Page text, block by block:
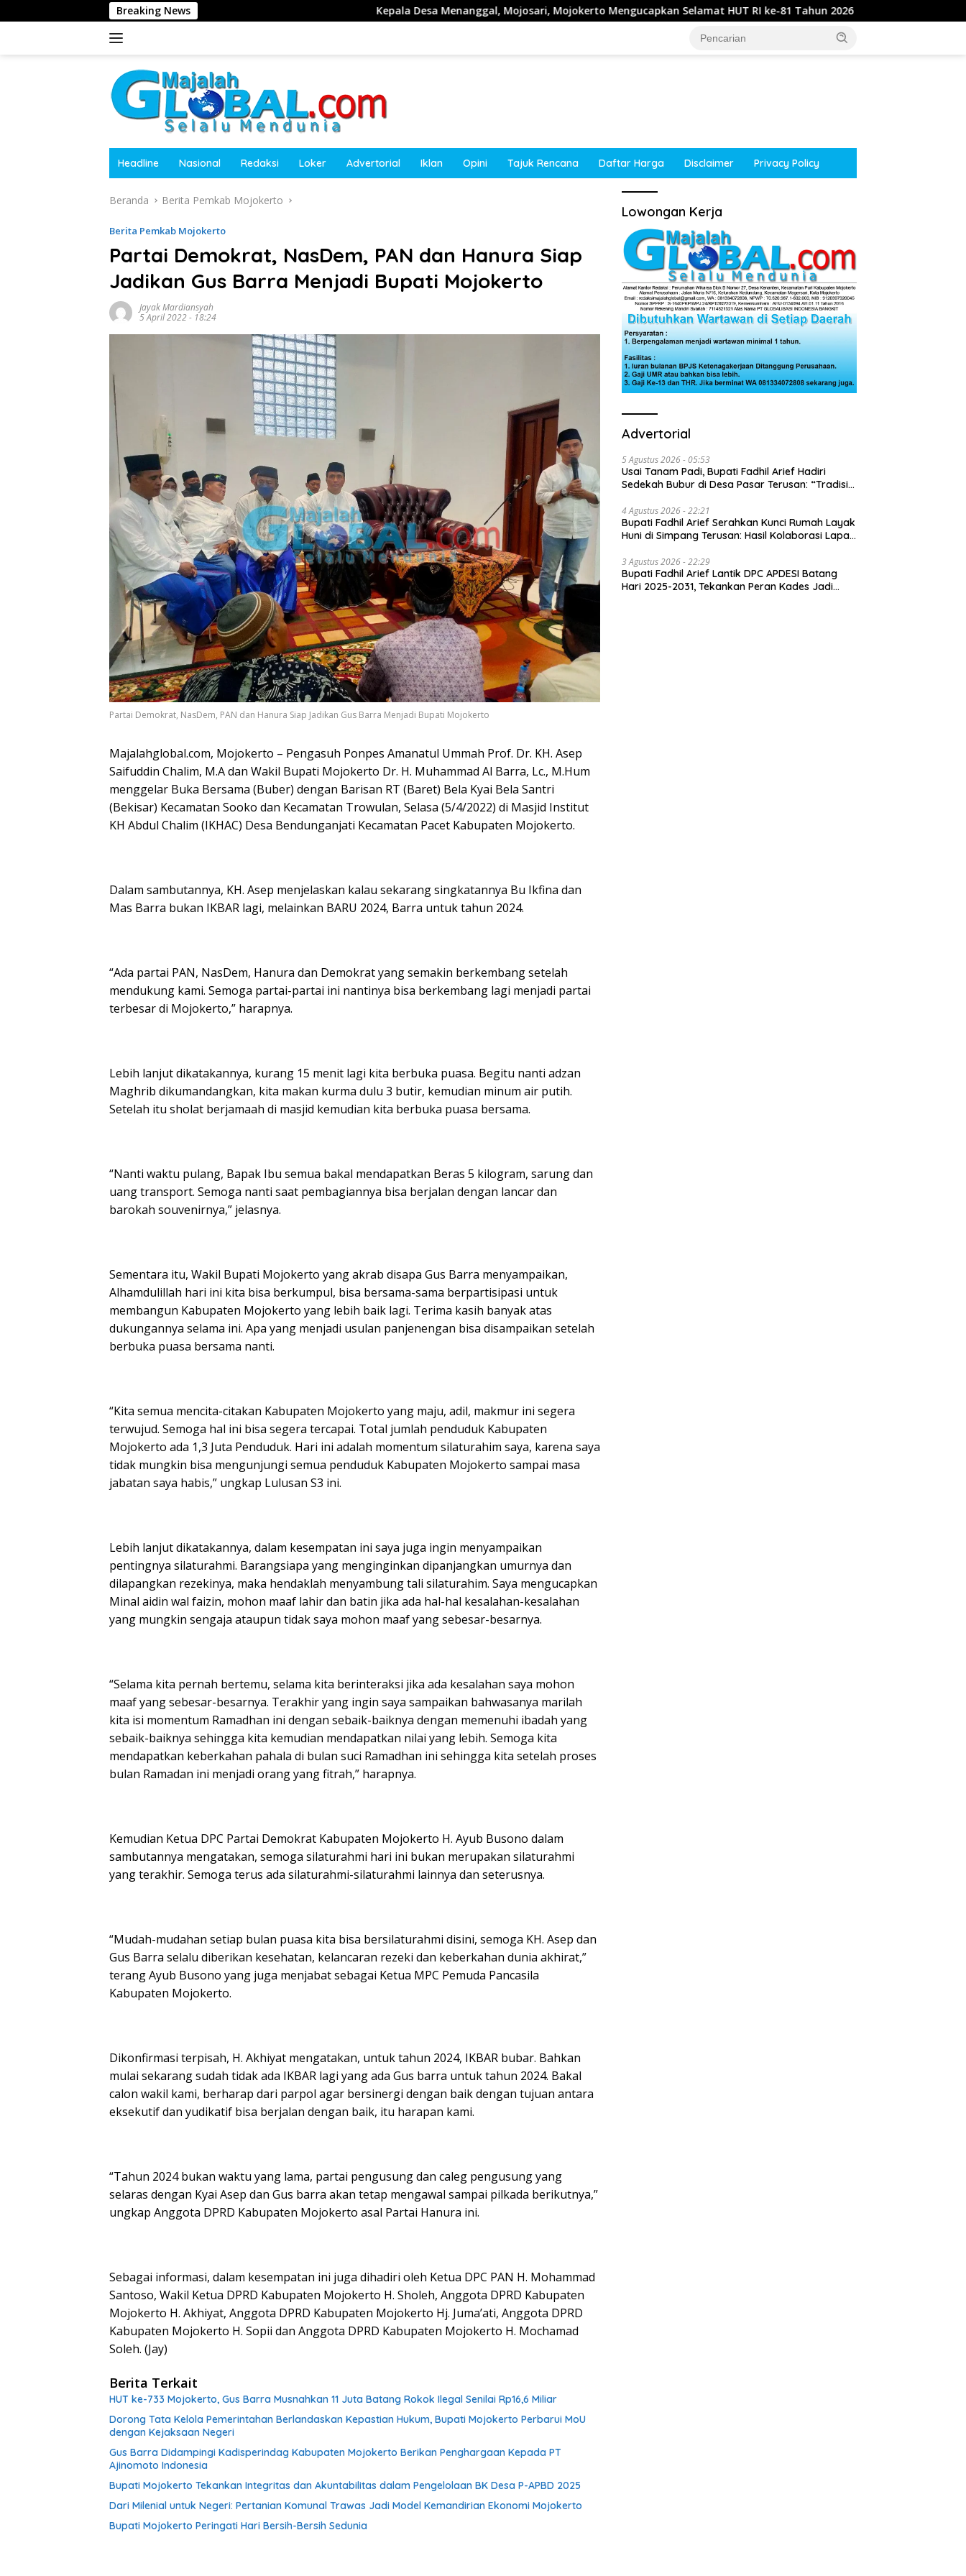
ke
Breaking News Kepala Desa Menanggal, Mojosari, Mojokerto Mengucapkan Selamat HUT RI ke-81 Tahun 2026 Kepala Desa Kupang, Jetis,
Headline Nasional Redaksi Loker Advertorial Iklan Opini Tajuk Rencana Daftar Harga Disclaimer Privacy Policy
Beranda Berita Pemkab Mojokerto
Berita Pemkab Mojokerto
Partai Demokrat, NasDem, PAN dan Hanura Siap
Jadikan Gus Barra Menjadi Bupati Mojokerto
Jayak Mardiansyah
5 April 2022 - 18:24
Partai Demokrat, NasDem, PAN dan Hanura Siap Jadikan Gus Barra Menjadi Bupati Mojokerto
Majalahglobal.com, Mojokerto – Pengasuh Ponpes Amanatul Ummah Prof. Dr. KH. Asep
Saifuddin Chalim, M.A dan Wakil Bupati Mojokerto Dr. H. Muhammad Al Barra, Lc., M.Hum
menggelar Buka Bersama (Buber) dengan Barisan RT (Baret) Bela Kyai Bela Santri
(Bekisar) Kecamatan Sooko dan Kecamatan Trowulan, Selasa (5/4/2022) di Masjid Institut
KH Abdul Chalim (IKHAC) Desa Bendunganjati Kecamatan Pacet Kabupaten Mojokerto.
Dalam sambutannya, KH. Asep menjelaskan kalau sekarang singkatannya Bu Ikfina dan
Mas Barra bukan IKBAR lagi, melainkan BARU 2024, Barra untuk tahun 2024.
“Ada partai PAN, NasDem, Hanura dan Demokrat yang semakin berkembang setelah
mendukung kami. Semoga partai-partai ini nantinya bisa berkembang lagi menjadi partai
terbesar di Mojokerto,” harapnya.
Lebih lanjut dikatakannya, kurang 15 menit lagi kita berbuka puasa. Begitu nanti adzan
Maghrib dikumandangkan, kita makan kurma dulu 3 butir, kemudian minum air putih.
Setelah itu sholat berjamaah di masjid kemudian kita berbuka puasa bersama.
“Nanti waktu pulang, Bapak Ibu semua bakal mendapatkan Beras 5 kilogram, sarung dan
uang transport. Semoga nanti saat pembagiannya bisa berjalan dengan lancar dan
barokah souvenirnya,” jelasnya.
Sementara itu, Wakil Bupati Mojokerto yang akrab disapa Gus Barra menyampaikan,
Alhamdulillah hari ini kita bisa berkumpul, bisa bersama-sama berpartisipasi untuk
membangun Kabupaten Mojokerto yang lebih baik lagi. Terima kasih banyak atas
dukungannya selama ini. Apa yang menjadi usulan panjenengan bisa disampaikan setelah
berbuka puasa bersama nanti.
“Kita semua mencita-citakan Kabupaten Mojokerto yang maju, adil, makmur ini segera
terwujud. Semoga hal ini bisa segera tercapai. Total jumlah penduduk Kabupaten
Mojokerto ada 1,3 Juta Penduduk. Hari ini adalah momentum silaturahim saya, karena saya
tidak mungkin bisa mengunjungi semua penduduk Kabupaten Mojokerto sampai masa
jabatan saya habis,” ungkap Lulusan S3 ini.
Lebih lanjut dikatakannya, dalam kesempatan ini saya juga ingin menyampaikan
pentingnya silaturahmi. Barangsiapa yang menginginkan dipanjangkan umurnya dan
dilapangkan rezekinya, maka hendaklah menyambung tali silaturahim. Saya mengucapkan
Minal aidin wal faizin, mohon maaf lahir dan batin jika ada hal-hal kesalahan-kesalahan
yang mungkin sengaja ataupun tidak saya mohon maaf yang sebesar-besarnya.
“Selama kita pernah bertemu, selama kita berinteraksi jika ada kesalahan saya mohon
maaf yang sebesar-besarnya. Terakhir yang ingin saya sampaikan bahwasanya marilah
kita isi momentum Ramadhan ini dengan sebaik-baiknya dengan memenuhi ibadah yang
sebaik-baiknya sehingga kita kemudian mendapatkan nilai yang lebih. Semoga kita
mendapatkan keberkahan pahala di bulan suci Ramadhan ini sehingga kita setelah proses
bulan Ramadan ini menjadi orang yang fitrah,” harapnya.
Kemudian Ketua DPC Partai Demokrat Kabupaten Mojokerto H. Ayub Busono dalam
sambutannya mengatakan, semoga silaturahmi hari ini bukan merupakan silaturahmi
yang terakhir. Semoga terus ada silaturahmi-silaturahmi lainnya dan seterusnya.
“Mudah-mudahan setiap bulan puasa kita bisa bersilaturahmi disini, semoga KH. Asep dan
Gus Barra selalu diberikan kesehatan, kelancaran rezeki dan keberkahan dunia akhirat,”
terang Ayub Busono yang juga menjabat sebagai Ketua MPC Pemuda Pancasila
Kabupaten Mojokerto.
Dikonfirmasi terpisah, H. Akhiyat mengatakan, untuk tahun 2024, IKBAR bubar. Bahkan
mulai sekarang sudah tidak ada IKBAR lagi yang ada Gus barra untuk tahun 2024. Bakal
calon wakil kami, berharap dari parpol agar bersinergi dengan baik dengan tujuan antara
eksekutif dan yudikatif bisa berjalan dengan baik, itu harapan kami.
“Tahun 2024 bukan waktu yang lama, partai pengusung dan caleg pengusung yang
selaras dengan Kyai Asep dan Gus barra akan tetap mengawal sampai pilkada berikutnya,”
ungkap Anggota DPRD Kabupaten Mojokerto asal Partai Hanura ini.
Sebagai informasi, dalam kesempatan ini juga dihadiri oleh Ketua DPC PAN H. Mohammad
Santoso, Wakil Ketua DPRD Kabupaten Mojokerto H. Sholeh, Anggota DPRD Kabupaten
Mojokerto H. Akhiyat, Anggota DPRD Kabupaten Mojokerto Hj. Juma’ati, Anggota DPRD
Kabupaten Mojokerto H. Sopii dan Anggota DPRD Kabupaten Mojokerto H. Mochamad
Soleh. (Jay)
Berita Terkait
HUT ke-733 Mojokerto, Gus Barra Musnahkan 11 Juta Batang Rokok Ilegal Senilai Rp16,6 Miliar
Dorong Tata Kelola Pemerintahan Berlandaskan Kepastian Hukum, Bupati Mojokerto Perbarui MoU
dengan Kejaksaan Negeri
Gus Barra Didampingi Kadisperindag Kabupaten Mojokerto Berikan Penghargaan Kepada PT
Ajinomoto Indonesia
Bupati Mojokerto Tekankan Integritas dan Akuntabilitas dalam Pengelolaan BK Desa P-APBD 2025
Dari Milenial untuk Negeri: Pertanian Komunal Trawas Jadi Model Kemandirian Ekonomi Mojokerto
Bupati Mojokerto Peringati Hari Bersih-Bersih Sedunia
Lowongan Kerja
Advertorial
5 Agustus 2026 - 05:53
Usai Tanam Padi, Bupati Fadhil Arief Hadiri
Sedekah Bubur di Desa Pasar Terusan: “Tradisi
4 Agustus 2026 - 22:21
Bupati Fadhil Arief Serahkan Kunci Rumah Layak
Huni di Simpang Terusan: Hasil Kolaborasi Lapas
3 Agustus 2026 - 22:29
Bupati Fadhil Arief Lantik DPC APDESI Batang
Hari 2025-2031, Tekankan Peran Kades Jadi